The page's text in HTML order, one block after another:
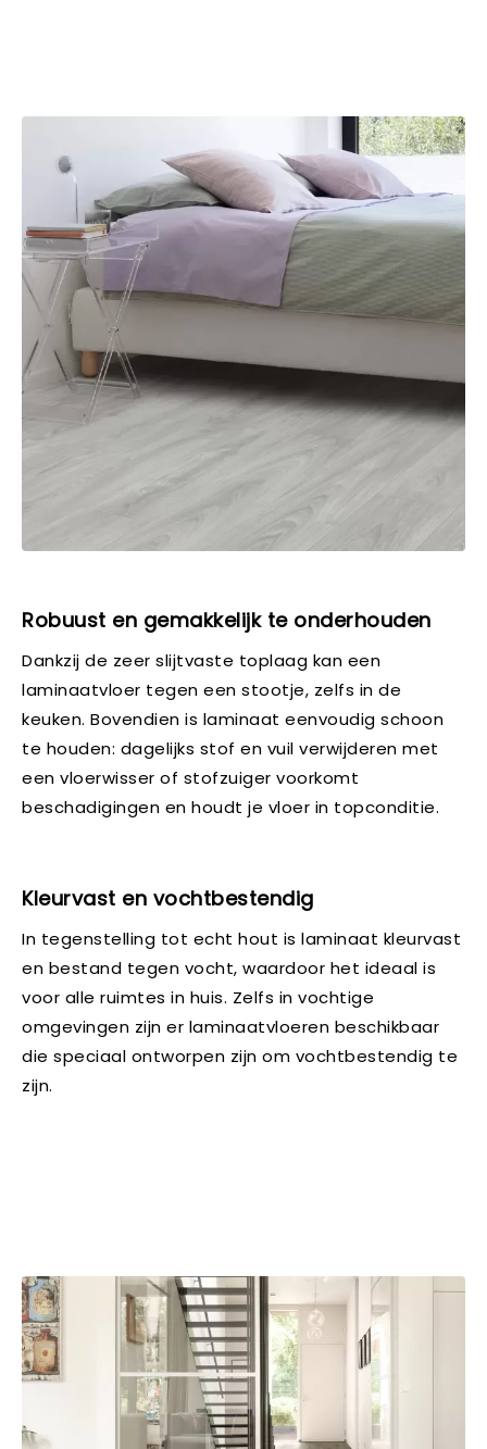
Robuust en gemakkelijk te onderhouden
Dankzij de zeer slijtvaste toplaag kan een
laminaatvloer tegen een stootje, zelfs in de
keuken. Bovendien is laminaat eenvoudig schoon
te houden: dagelijks stof en vuil verwijderen met
een vloerwisser of stofzuiger voorkomt
beschadigingen en houdt je vloer in topconditie.
Kleurvast en vochtbestendig
In tegenstelling tot echt hout is laminaat kleurvast
en bestand tegen vocht, waardoor het ideaal is
voor alle ruimtes in huis. Zelfs in vochtige
omgevingen zijn er laminaatvloeren beschikbaar
die speciaal ontworpen zijn om vochtbestendig te
zijn.